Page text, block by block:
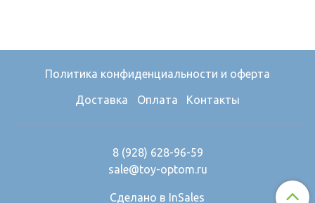
Политика конфиденциальности и оферта
Доставка Оплата Контакты
8 (928) 628-96-59
sale@toy-optom.ru
Сделано в InSales